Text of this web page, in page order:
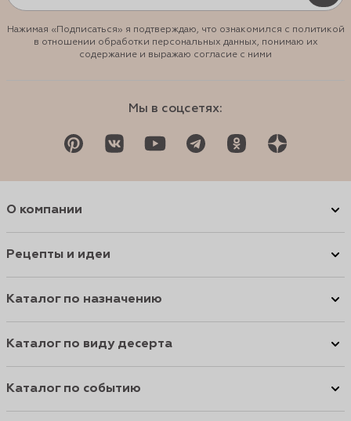
Нажимая «Подписаться» я подтверждаю, что ознакомился с политикой
в отношении обработки персональных данных, понимаю их
содержание и выражаю согласие с ними
Мы в соцсетях:
О компании
Рецепты и идеи
Каталог по назначению
Каталог по виду десерта
Каталог по событию